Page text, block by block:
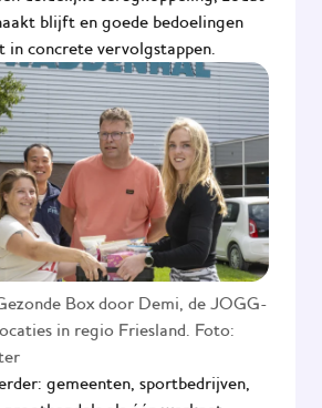
blijft en goede bedoelingen
in concrete vervolgstappen.
Box door Demi, de JOGG-
in regio Friesland. Foto:
gemeenten, sportbedrijven,